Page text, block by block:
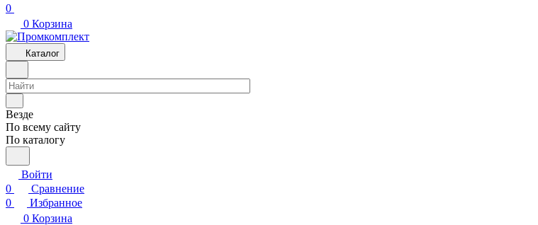
0
0 Корзина
Каталог
Везде
По всему сайту
По каталогу
Войти
0
Сравнение
0
Избранное
0 Корзина